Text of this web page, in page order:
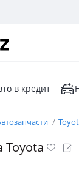
в кредит
Toyota